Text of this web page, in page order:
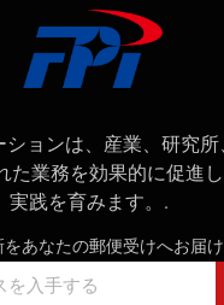
ションは、産業、研究
た業務を効果的に促進
実践を育みます。.
あなたの郵便受けへお届